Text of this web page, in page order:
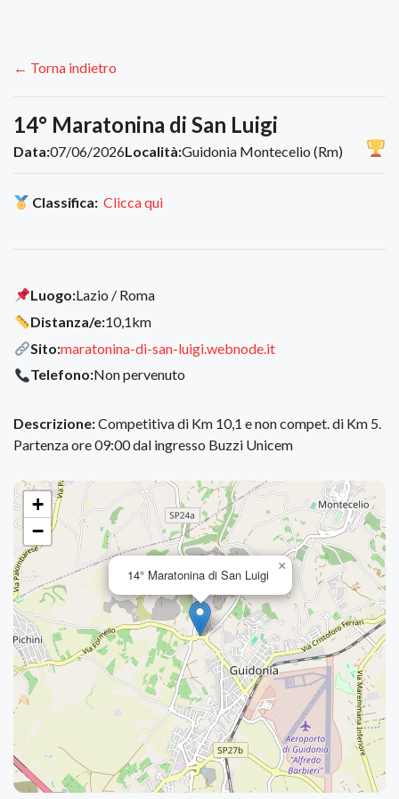
← Torna indietro
14° Maratonina di San Luigi
Data:07/06/2026Località:Guidonia Montecelio (Rm)
Classifica: Clicca qui
Luogo:Lazio / Roma
Distanza/e:10,1km
Sito:maratonina-di-san-luigi.webnode.it
Telefono:Non pervenuto
Descrizione:Competitiva di Km 10,1 e non compet. di Km 5.
Partenza ore 09:00 dal ingresso Buzzi Unicem
14° Maratonina di San Luigi
×
+
−